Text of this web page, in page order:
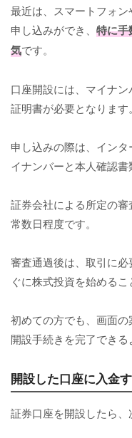
最近は、スマートフォ
申し込みができ、 特に手
気です。
口座開設には、マイナ
証明書が必要となります。
申し込みの際は、イン
イナンバーと本人確認書
証券会社による所定の
常数日程度です。
審査通過後は、取引に
ぐに株式投資を始めるこ
初めての方でも、画面
開設手続きを完了できる
開設した口座に入金
証券口座を開設したら、